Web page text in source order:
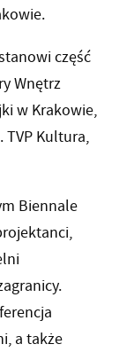
część
Wnętrz
w Krakowie,
Kultura,
Biennale
a także